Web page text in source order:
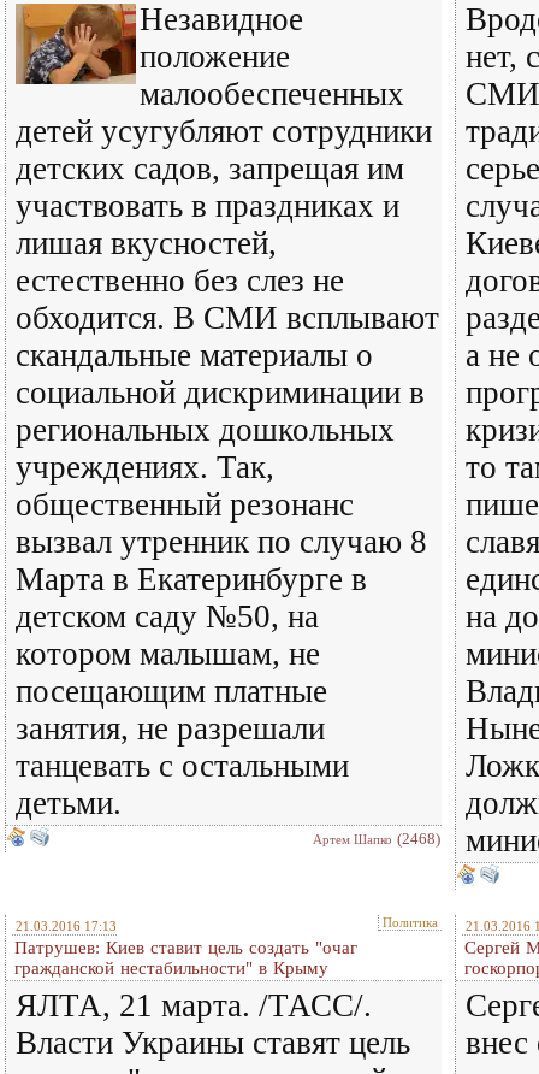
Незавидное
положение
малообеспеченных
детей усугубляют сотрудники
детских садов, запрещая им
участвовать в праздниках и
лишая вкусностей,
естественно без слез не
обходится. В СМИ всплывают
скандальные материалы о
социальной дискриминации в
региональных дошкольных
учреждениях. Так,
общественный резонанс
вызвал утренник по случаю 8
Марта в Екатеринбурге в
детском саду №50, на
котором малышам, не
посещающим платные
занятия, не разрешали
танцевать с остальными
детьми.
Артем Шапко (2468)
нет,
СМИ
а не
то
на
21.03.2016 17:13 Политика
Патрушев: Киев ставит цель создать "очаг
гражданской нестабильности" в Крыму
ЯЛТА, 21 марта. /ТАСС/.
Власти Украины ставят цель
21.03.2016
Сергей
внес